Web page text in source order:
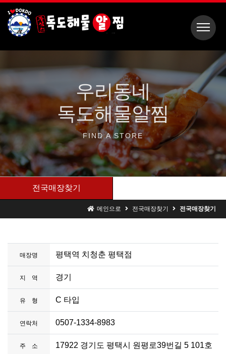
우리동네
독도해물알찜
FIND ASTORE
전국매장찾기
메인으로 전국매장찾기 전국매장찾기
매장명 평택역 치청춘 평택점
지 역 경기
유 형 C 타입
연락처 0507-1334-8983
주 소 17922 경기도 평택시 원평로39번길 5 101호